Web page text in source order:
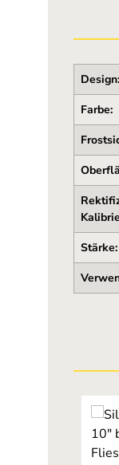
Design:
Farbe:
Stärke: